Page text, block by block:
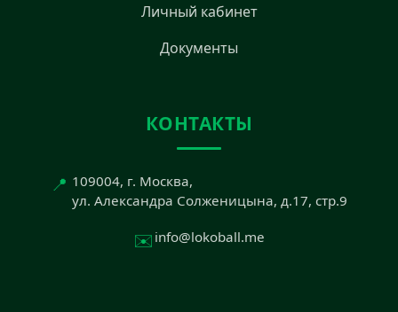
Личный кабинет
Документы
КОНТАКТЫ
📍 109004, г. Москва,
ул. Александра Солженицына, д.17, стр.9
✉️ info@lokoball.me